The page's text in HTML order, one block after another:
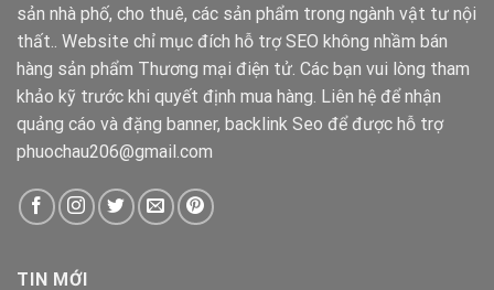
sản nhà phố, cho thuê, các sản phẩm trong ngành vật tư nội
thất.. Website chỉ mục đích hỗ trợ SEO không nhầm bán
hàng sản phẩm Thương mại điện tử. Các bạn vui lòng tham
khảo kỹ trước khi quyết định mua hàng. Liên hệ để nhận
quảng cáo và đặng banner, backlink Seo để được hỗ trợ
phuochau206@gmail.com
TIN MỚI